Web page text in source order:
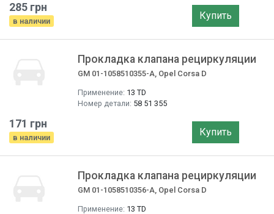
285 грн
в наличии Купить
Прокладка клапана рециркуляции
GM 01-1058510355-A, Opel Corsa D
Применение: 13 TD
Номер детали: 58 51 355
171 грн
в наличии Купить
Прокладка клапана рециркуляции
GM 01-1058510356-A, Opel Corsa D
Применение: 13 TD